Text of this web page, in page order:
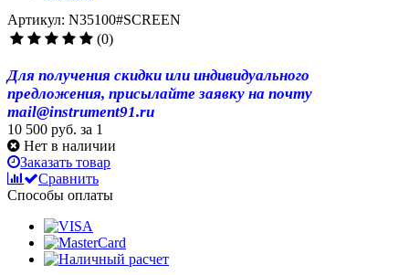
Артикул: N35100#SCREEN
(0)
Для получения скидки или индивидуального
предложения, присылайте заявку на почту
mail@instrument91.ru
10 500 руб. за 1
Нет в наличии
Заказать товар
Сравнить
Способы оплаты